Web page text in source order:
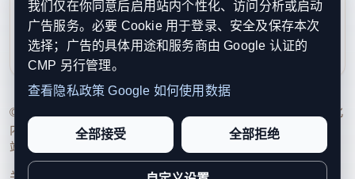
contact@xinouzhou.com
服务支持、版权与合作：工作日优先处理站务、投稿与权
利通知
© 2026 新欧洲·欧洲头条. All Rights Reserved. 本网站持续优化
内容透明度、联系方式与用户权利说明，以提升品牌信任感和
站点完整度。
关于我们 编辑规范日期归档隐私政策
我们仅在你同意后启用站内个性化、访问分析或启动
广告服务。必要 Cookie 用于登录、安全及保存本次
选择；广告的具体用途和服务商由 Google 认证的
CMP 另行管理。
查看隐私政策 Google 如何使用数据
全部接受 全部拒绝